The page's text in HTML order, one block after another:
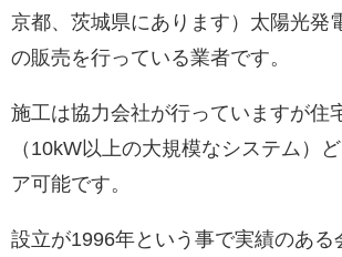
京都、茨城県にあります）太陽光発
の販売を行っている業者です。
施工は協力会社が行っていますが住
（10kW以上の大規模なシステム）
ア可能です。
設立が1996年という事で実績のある